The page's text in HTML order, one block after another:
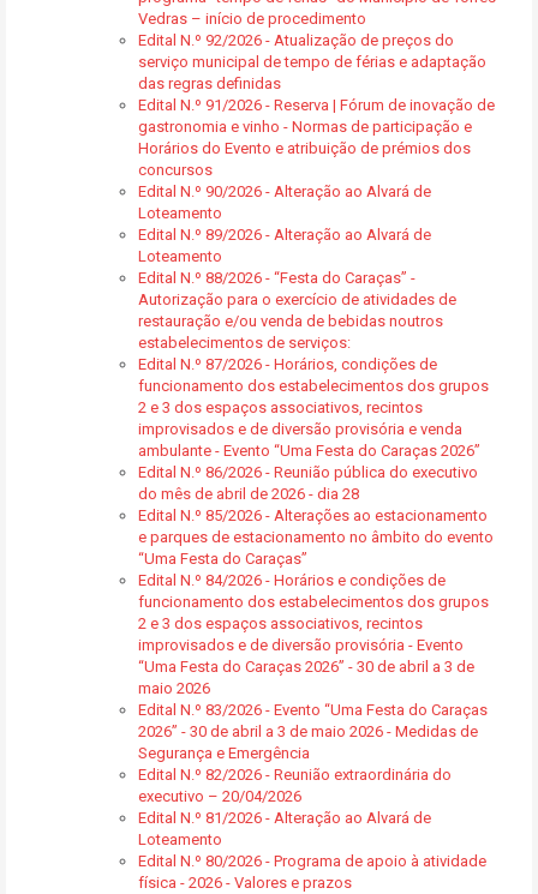
Vedras – início de procedimento
Edital N.º 92/2026 - Atualização de preços do
serviço municipal de tempo de férias e adaptação
das regras definidas
Edital N.º 91/2026 - Reserva | Fórum de inovação de
gastronomia e vinho - Normas de participação e
Horários do Evento e atribuição de prémios dos
concursos
Edital N.º 90/2026 - Alteração ao Alvará de
Loteamento
Edital N.º 89/2026 - Alteração ao Alvará de
Loteamento
Edital N.º 88/2026 - “Festa do Caraças” -
Autorização para o exercício de atividades de
restauração e/ou venda de bebidas noutros
estabelecimentos de serviços:
Edital N.º 87/2026 - Horários, condições de
funcionamento dos estabelecimentos dos grupos
2 e 3 dos espaços associativos, recintos
improvisados e de diversão provisória e venda
ambulante - Evento “Uma Festa do Caraças 2026”
Edital N.º 86/2026 - Reunião pública do executivo
do mês de abril de 2026 - dia 28
Edital N.º 85/2026 - Alterações ao estacionamento
e parques de estacionamento no âmbito do evento
“Uma Festa do Caraças”
Edital N.º 84/2026 - Horários e condições de
funcionamento dos estabelecimentos dos grupos
2 e 3 dos espaços associativos, recintos
improvisados e de diversão provisória - Evento
“Uma Festa do Caraças 2026” - 30 de abril a 3 de
maio 2026
Edital N.º 83/2026 - Evento “Uma Festa do Caraças
2026” - 30 de abril a 3 de maio 2026 - Medidas de
Segurança e Emergência
Edital N.º 82/2026 - Reunião extraordinária do
executivo – 20/04/2026
Edital N.º 81/2026 - Alteração ao Alvará de
Loteamento
Edital N.º 80/2026 - Programa de apoio à atividade
física - 2026 - Valores e prazos